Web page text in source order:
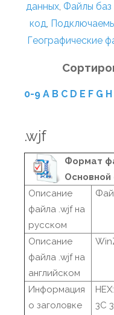
данных, Файлы баз
код,
Географические
0-9 A B C D E F G H
.wjf
Формат
Описание
файла .wjf на
русском
Описание
файла .wjf на
английском
Информация
о заголовке
3C